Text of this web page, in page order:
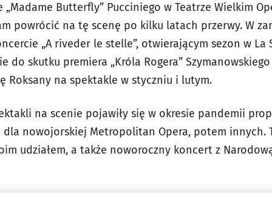
„Madame Butterfly” Pucciniego w Teatrze Wielkim
powrócić na tę scenę po kilku latach przerwy. W
„A riveder le stelle”, otwierającym sezon w La
do skutku premiera „Króla Rogera”
Roksany na spektakle w styczniu i lutym.
na scenie pojawiły się w okresie pandemii
nowojorskiej Metropolitan Opera, potem innych.
udziałem, a także noworoczny koncert z